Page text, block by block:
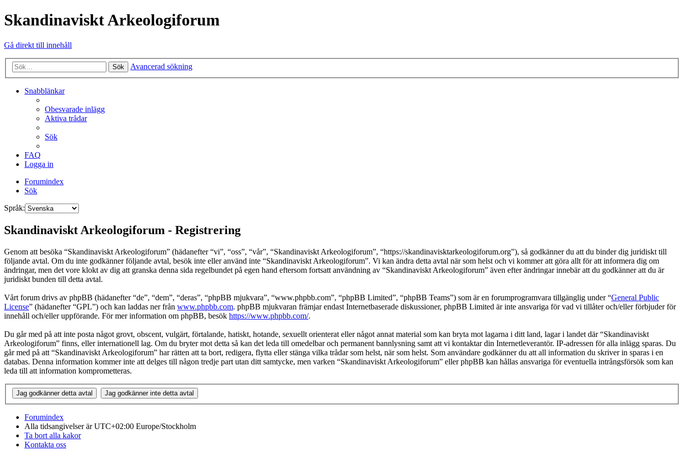
Skandinaviskt Arkeologiforum
Gå direkt till innehåll
Sök Avancerad sökning
Snabblänkar
Obesvarade inlägg
Aktiva trådar
Sök
FAQ
Logga in
Forumindex
Sök
Språk:
Skandinaviskt Arkeologiforum - Registrering
Genom att besöka “Skandinaviskt Arkeologiforum” (hädanefter “vi”, “oss”, “vår”, “Skandinaviskt Arkeologiforum”, “https://skandinavisktarkeologiforum.org”), så godkänner du att du binder dig juridiskt till
följande avtal. Om du inte godkänner följande avtal, besök inte eller använd inte “Skandinaviskt Arkeologiforum”. Vi kan ändra detta avtal när som helst och vi kommer att göra allt för att informera dig om
ändringar, men det vore klokt av dig att granska denna sida regelbundet på egen hand eftersom fortsatt användning av “Skandinaviskt Arkeologiforum” även efter ändringar innebär att du godkänner att du är
juridiskt bunden till detta avtal.
Vårt forum drivs av phpBB (hädanefter “de”, “dem”, “deras”, “phpBB mjukvara”, “www.phpbb.com”, “phpBB Limited”, “phpBB Teams”) som är en forumprogramvara tillgänglig under “General Public
License” (hädanefter “GPL”) och kan laddas ner från www.phpbb.com. phpBB mjukvaran främjar endast Internetbaserade diskussioner, phpBB Limited är inte ansvariga för vad vi tillåter och/eller förbjuder för
innehåll och/eller uppförande. För mer information om phpBB, besök https://www.phpbb.com/.
Du går med på att inte posta något grovt, obscent, vulgärt, förtalande, hatiskt, hotande, sexuellt orienterat eller något annat material som kan bryta mot lagarna i ditt land, lagar i landet där “Skandinaviskt
Arkeologiforum” finns, eller internationell lag. Om du bryter mot detta så kan det leda till omedelbar och permanent bannlysning samt att vi kontaktar din Internetleverantör. IP-adressen för alla inlägg sparas. Du
går med på att “Skandinaviskt Arkeologiforum” har rätten att ta bort, redigera, flytta eller stänga vilka trådar som helst, när som helst. Som användare godkänner du att all information du skriver in sparas i en
databas. Denna information kommer inte att delges till någon tredje part utan ditt samtycke, men varken “Skandinaviskt Arkeologiforum” eller phpBB kan hållas ansvariga för eventuella intrångsförsök som kan
leda till att information komprometteras.
Forumindex
Alla tidsangivelser är UTC+02:00 Europe/Stockholm
Ta bort alla kakor
Kontakta oss